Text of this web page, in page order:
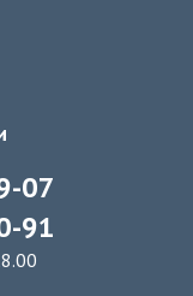
07
91